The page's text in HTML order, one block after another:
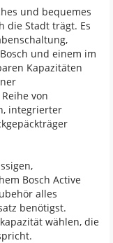
und bequemes
die Stadt trägt. Es
und einem im
Kapazitäten
von
integrierter
Bosch Active
alles
benötigst.
wählen, die